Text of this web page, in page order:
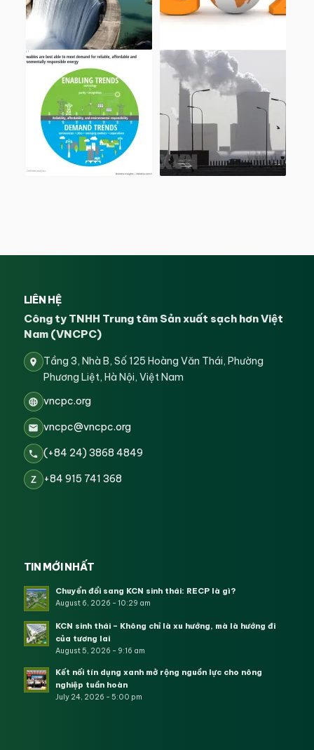
LIÊN HỆ
Công ty TNHH Trung tâm Sản xuất sạch hơn Việt
Nam (VNCPC)
Tầng 3, Nhà B, Số 125 Hoàng Văn Thái, Phường
Phương Liệt, Hà Nội, Việt Nam
vncpc.org
vncpc@vncpc.org
(+84 24) 3868 4849
Z +84 915 741 368
TIN MỚI NHẤT
Chuyển đổi sang KCN sinh thái: RECP là gì?
August 6, 2026 - 10:29 am
KCN sinh thái – Không chỉ là xu hướng, mà là hướng đi
của tương lai
August 5, 2026 - 9:16 am
Kết nối tín dụng xanh mở rộng nguồn lực cho nông
nghiệp tuần hoàn
July 24, 2026 - 5:00 pm